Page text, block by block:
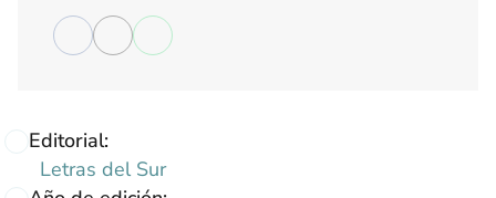
Editorial:
Letras del Sur